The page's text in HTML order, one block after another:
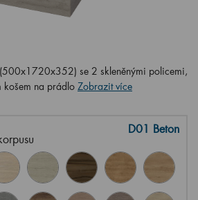
se 2 skleněnými policemi,
košem na prádlo Zobrazit více
D01 Beton